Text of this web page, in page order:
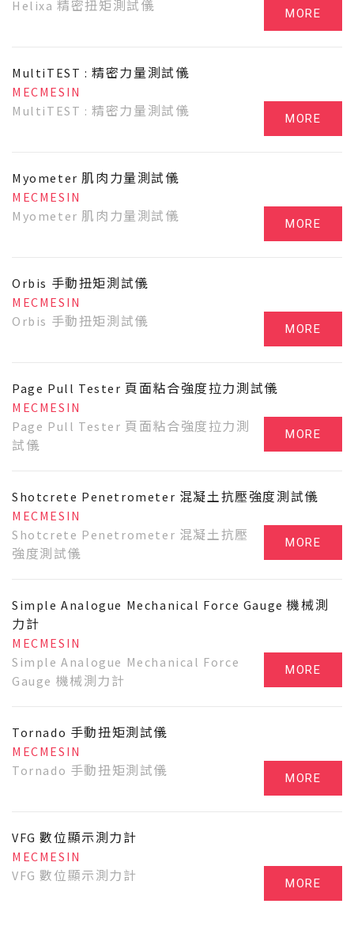
Helixa 精密扭矩測試儀 MORE
MultiTEST : 精密力量測試儀
MECMESIN
MultiTEST : 精密力量測試儀
MORE
Myometer 肌肉力量測試儀
MECMESIN
Myometer 肌肉力量測試儀
MORE
Orbis 手動扭矩測試儀
MECMESIN
Orbis 手動扭矩測試儀
MORE
Page Pull Tester 頁面粘合強度拉力測試儀
MECMESIN
Page Pull Tester 頁面粘合強度拉力測
試儀
MORE
Shotcrete Penetrometer 混凝土抗壓強度測試儀
MECMESIN
Shotcrete Penetrometer 混凝土抗壓
強度測試儀
MORE
Simple Analogue Mechanical Force Gauge 機械測
力計
MECMESIN
Simple Analogue Mechanical Force
Gauge 機械測力計
MORE
Tornado 手動扭矩測試儀
MECMESIN
Tornado 手動扭矩測試儀
MORE
VFG 數位顯示測力計
MECMESIN
VFG 數位顯示測力計
MORE